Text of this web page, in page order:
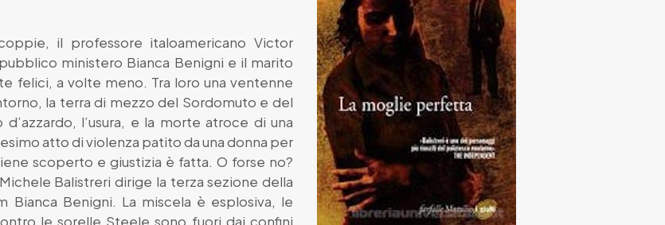
il professore italoamericano Victor
ministero Bianca Benigni e il marito
felici, a volte meno. Tra loro una ventenne
la terra di mezzo del Sordomuto e del
l’usura, e la morte atroce di una
atto di violenza patito da una donna per
scoperto e giustizia è fatta. O forse no?
Balistreri dirige la terza sezione della
Bianca Benigni. La miscela è esplosiva, le
le sorelle Steele sono fuori dai confini